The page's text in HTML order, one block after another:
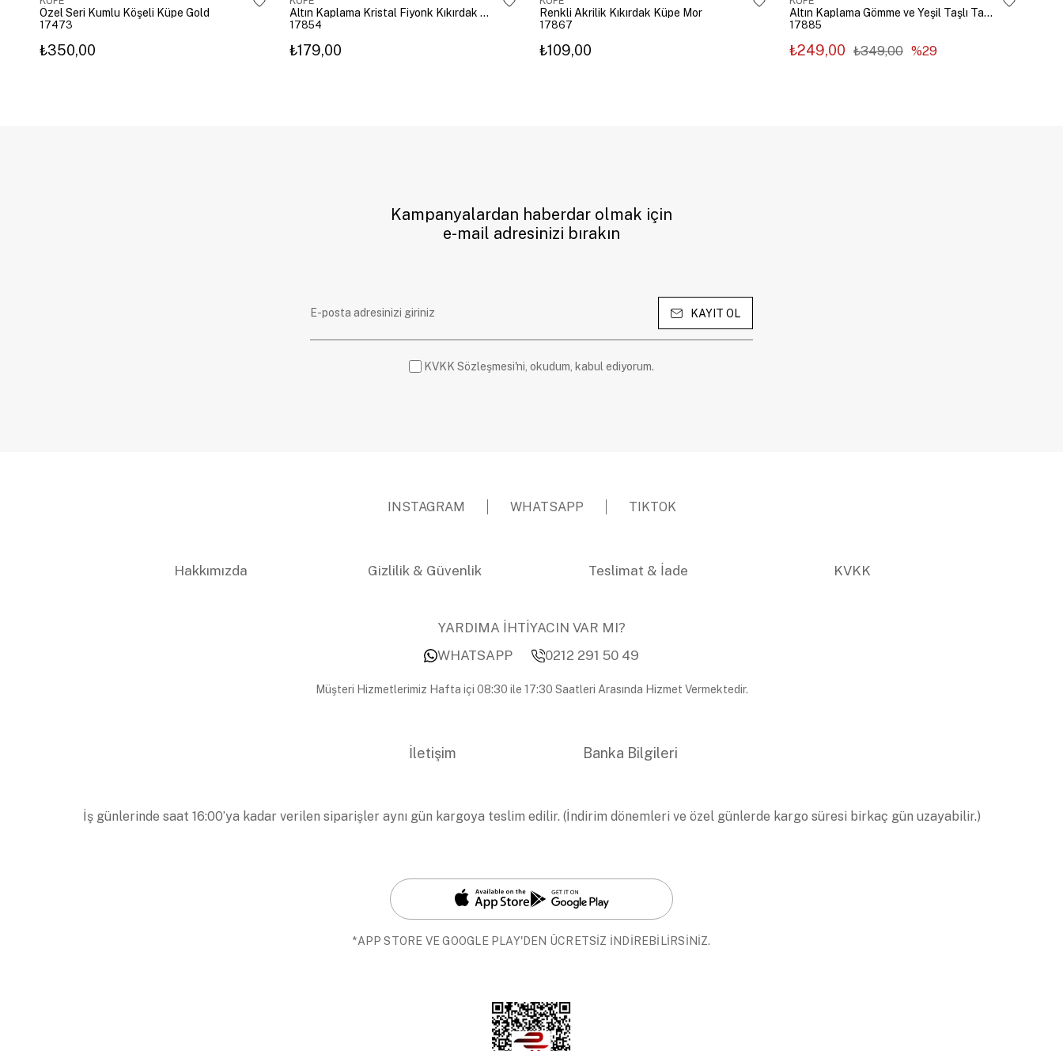
Özel Seri Kumlu Köşeli Küpe Gold
17473
₺350,00
Altın Kaplama Kristal Fiyonk Kıkırdak Küpe Gümüş
17854
₺179,00
Renkli Akrilik Kıkırdak Küpe Mor
17867
₺109,00
Altın Kaplama Gömme ve Yeşil Taşlı Tasarım Küpe Gümüş
17885
₺249,00 ₺349,00 %29
Kampanyalardan haberdar olmak için
e-mail adresinizi bırakın
KAYIT OL
KVKK Sözleşmesi'ni, okudum, kabul ediyorum.
INSTAGRAM WHATSAPP TIKTOK
Hakkımızda Gizlilik & Güvenlik Teslimat & İade KVKK
YARDIMA İHTİYACIN VAR MI?
WHATSAPP
0212 291 50 49
Müşteri Hizmetlerimiz Hafta içi 08:30 ile 17:30 Saatleri Arasında Hizmet Vermektedir.
İletişim Banka Bilgileri
İş günlerinde saat 16:00’ya kadar verilen siparişler aynı gün kargoya teslim edilir. (İndirim dönemleri ve özel günlerde kargo süresi birkaç gün uzayabilir.)
*APP STORE VE GOOGLE PLAY'DEN ÜCRETSİZ İNDİREBİLİRSİNİZ.